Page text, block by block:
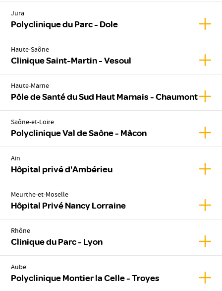
Jura
Polyclinique du Parc - Dole
Haute-Saône
Clinique Saint-Martin - Vesoul
Haute-Marne
Pôle de Santé du Sud Haut Marnais - Chaumont
Saône-et-Loire
Polyclinique Val de Saône - Mâcon
Ain
Hôpital privé d'Ambérieu
Meurthe-et-Moselle
Hôpital Privé Nancy Lorraine
Rhône
Clinique du Parc - Lyon
Aube
Polyclinique Montier la Celle - Troyes